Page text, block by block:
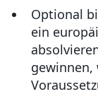
Optional
ein
gewinnen,